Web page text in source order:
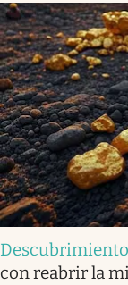
Descubrimiento
con reabrir la